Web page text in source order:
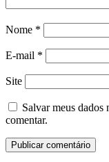
Nome *
E-mail *
Site
Salvar meus dados
comentar.